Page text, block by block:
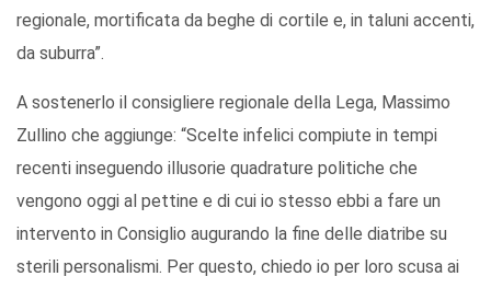
regionale, mortificata da beghe di cortile e, in taluni accenti,
da suburra”.
A sostenerlo il consigliere regionale della Lega, Massimo
Zullino che aggiunge: “Scelte infelici compiute in tempi
recenti inseguendo illusorie quadrature politiche che
vengono oggi al pettine e di cui io stesso ebbi a fare un
intervento in Consiglio augurando la fine delle diatribe su
sterili personalismi. Per questo, chiedo io per loro scusa ai